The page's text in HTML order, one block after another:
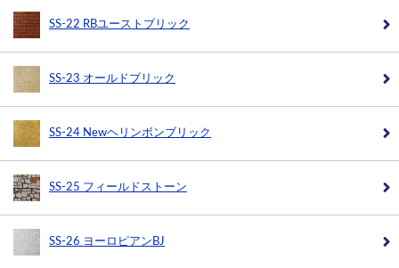
SS-22 RBユーストブリック
SS-23 オールドブリック
SS-24 Newヘリンボンブリック
SS-25 フィールドストーン
SS-26 ヨーロピアンBJ